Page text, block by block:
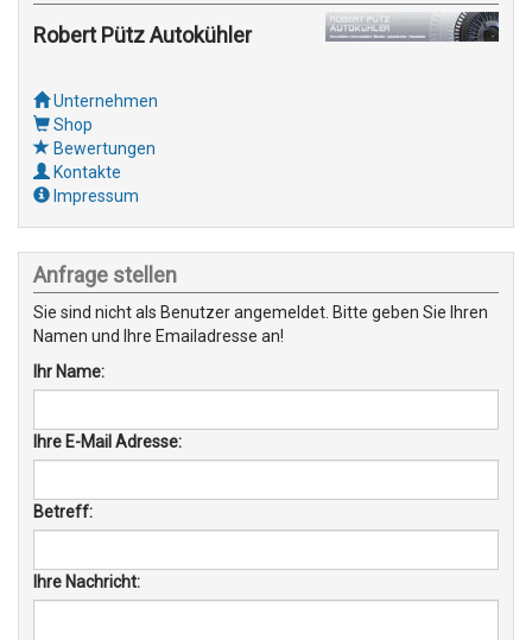
Robert Pütz Autokühler
Unternehmen
Shop
Bewertungen
Kontakte
Impressum
Anfrage stellen
Sie sind nicht als Benutzer angemeldet. Bitte geben Sie Ihren
Namen und Ihre Emailadresse an!
Ihr Name:
Ihre E-Mail Adresse:
Betreff:
Ihre Nachricht: